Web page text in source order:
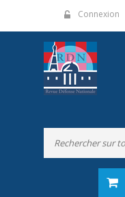
Connexion